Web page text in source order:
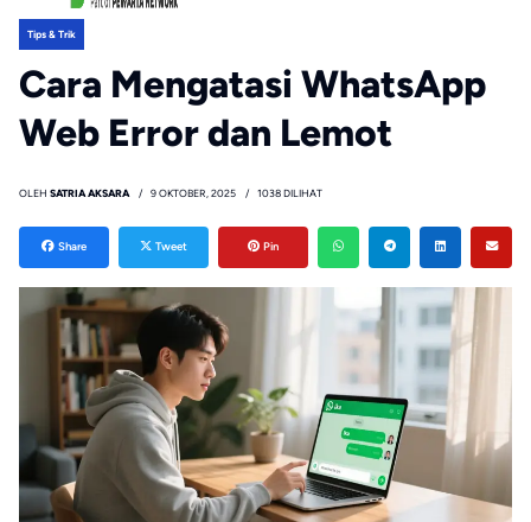
Tips & Trik
Cara Mengatasi WhatsApp
Web Error dan Lemot
OLEH SATRIA AKSARA 9 OKTOBER, 2025 1038 DILIHAT
Share Tweet Pin